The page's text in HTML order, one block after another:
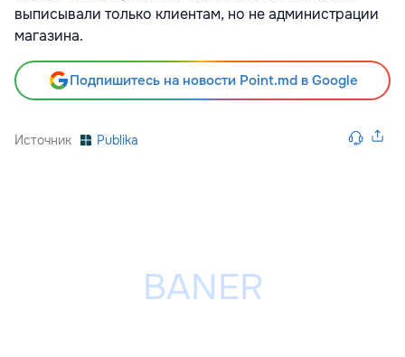
выписывали только клиентам, но не администрации
магазина.
Подпишитесь на новости Point.md в Google
Источник Publika